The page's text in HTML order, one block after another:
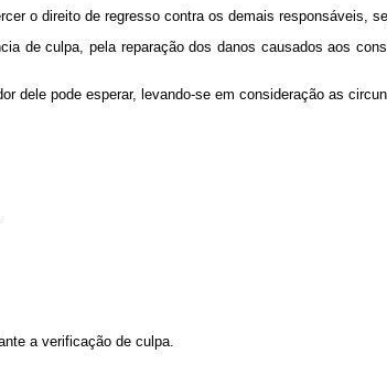
o direito de regresso contra os demais responsáveis,
culpa, pela reparação dos danos causados aos
pode esperar, levando-se em consideração as
a verificação de culpa.